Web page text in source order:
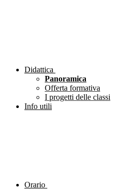
Didattica
Panoramica
Offerta formativa
I progetti delle classi
Info utili
Orario